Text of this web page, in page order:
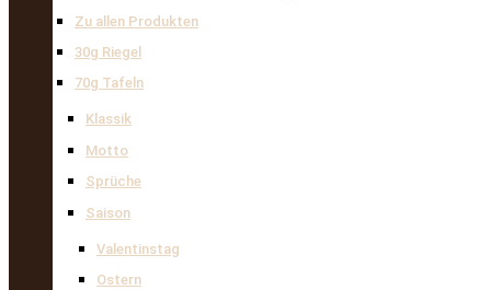
Zu allen Produkten
30g Riegel
70g Tafeln
Klassik
Motto
Sprüche
Saison
Valentinstag
Ostern